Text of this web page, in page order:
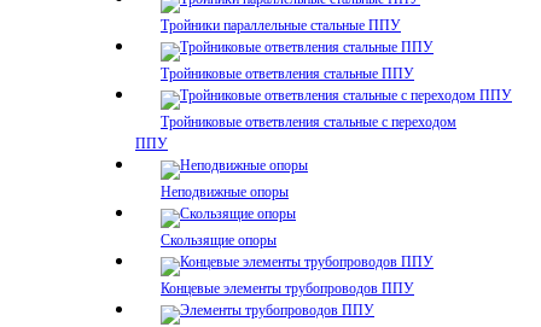
Тройники параллельные стальные ППУ
Тройниковые ответвления стальные ППУ
Тройниковые ответвления стальные с переходом
ППУ
Неподвижные опоры
Скользящие опоры
Концевые элементы трубопроводов ППУ